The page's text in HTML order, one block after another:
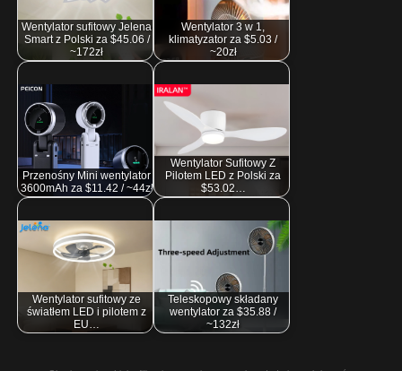
Wentylator sufitowy Jelena
Smart z Polski za $45.06 /
~172zł
Wentylator 3 w 1,
klimatyzator za $5.03 /
~20zł
Przenośny Mini wentylator
3600mAh za $11.42 / ~44zł
Wentylator Sufitowy Z
Pilotem LED z Polski za
$53.02…
Wentylator sufitowy ze
światłem LED i pilotem z
EU…
Teleskopowy składany
wentylator za $35.88 /
~132zł